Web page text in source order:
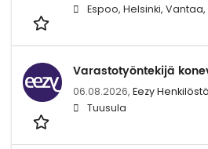
Espoo, Helsinki,
Varastotyöntekijä
06.08.2026, Eezy
Tuusula